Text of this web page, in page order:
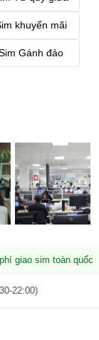
khuyến mãi
Gánh đảo
giao sim toàn quốc
22:00)